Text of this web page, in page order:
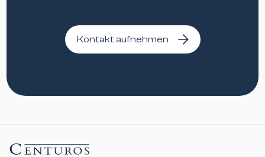
Kontakt aufnehmen